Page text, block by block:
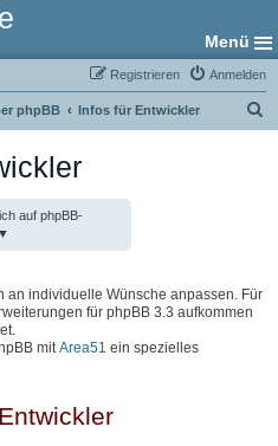
Menü
Anmelden
Registrieren
phpBB Infos für Entwickler
auf phpBB-
an individuelle Wünsche anpassen. Für
für phpBB 3.3 aufkommen
mit Area51 ein spezielles